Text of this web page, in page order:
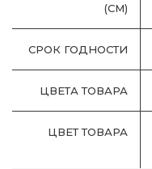
(СМ)
СРОК ГОДНОСТИ
ЦВЕТА ТОВАРА
ЦВЕТ ТОВАРА